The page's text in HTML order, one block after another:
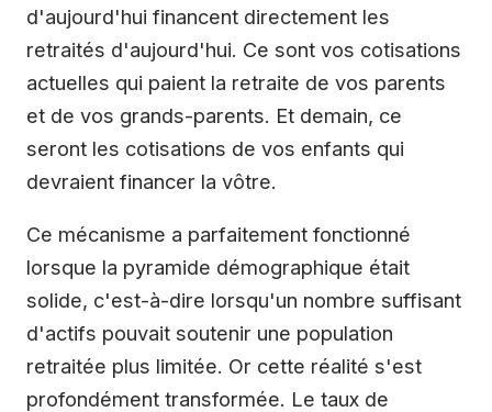
d'aujourd'hui financent directement les
retraités d'aujourd'hui. Ce sont vos cotisations
actuelles qui paient la retraite de vos parents
et de vos grands-parents. Et demain, ce
seront les cotisations de vos enfants qui
devraient financer la vôtre.
Ce mécanisme a parfaitement fonctionné
lorsque la pyramide démographique était
solide, c'est-à-dire lorsqu'un nombre suffisant
d'actifs pouvait soutenir une population
retraitée plus limitée. Or cette réalité s'est
profondément transformée. Le taux de